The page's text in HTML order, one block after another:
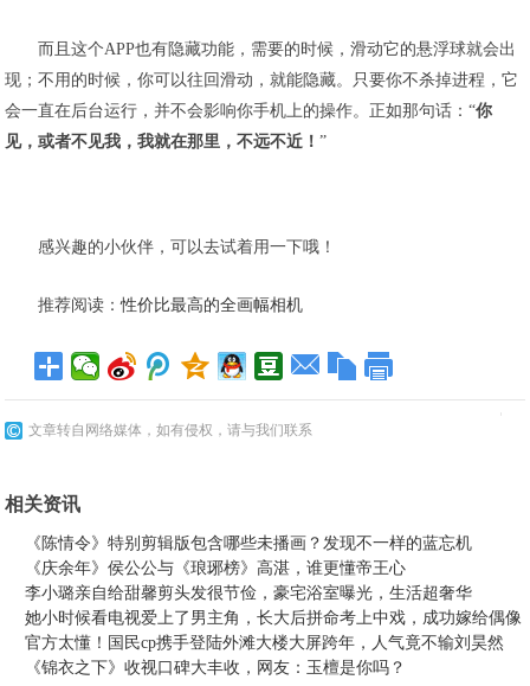
而且这个APP也有隐藏功能，需要的时候，滑动它的悬浮球就会出
现；不用的时候，你可以往回滑动，就能隐藏。只要你不杀掉进程，它
会一直在后台运行，并不会影响你手机上的操作。正如那句话：“你
见，或者不见我，我就在那里，不远不近！”
感兴趣的小伙伴，可以去试着用一下哦！
推荐阅读：性价比最高的全画幅相机
文章转自网络媒体，如有侵权，请与我们联系
相关资讯
《陈情令》特别剪辑版包含哪些未播画？发现不一样的蓝忘机
《庆余年》侯公公与《琅琊榜》高湛，谁更懂帝王心
李小璐亲自给甜馨剪头发很节俭，豪宅浴室曝光，生活超奢华
她小时候看电视爱上了男主角，长大后拼命考上中戏，成功嫁给偶像
官方太懂！国民cp携手登陆外滩大楼大屏跨年，人气竟不输刘昊然
《锦衣之下》收视口碑大丰收，网友：玉檀是你吗？